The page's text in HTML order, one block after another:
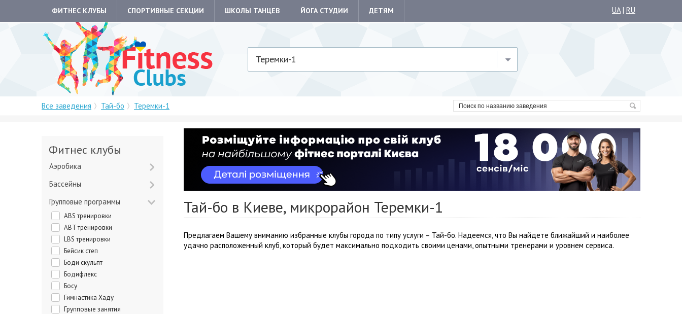
ФИТНЕС КЛУБЫ СПОРТИВНЫЕ СЕКЦИИ ШКОЛЫ ТАНЦЕВ ЙОГА СТУДИИ ДЕТЯМ UA| RU
Теремки-1
Все заведения Тай-бо Теремки-1
Тай-бо в Киеве, микрорайон Теремки-1
Предлагаем Вашему вниманию избранные клубы города по типу услуги – Тай-бо. Надеемся, что Вы найдете ближайший и наиболее
удачно расположенный клуб, который будет максимально подходить своими ценами, опытными тренерами и уровнем сервиса.
Фитнес клубы
Аэробика
Бассейны
Групповые программы
ABS тренировки
ABT тренировки
LBS тренировки
Бейсик степ
Боди скульпт
Бодифлекс
Босу
Гимнастика Хаду
Групповые занятия